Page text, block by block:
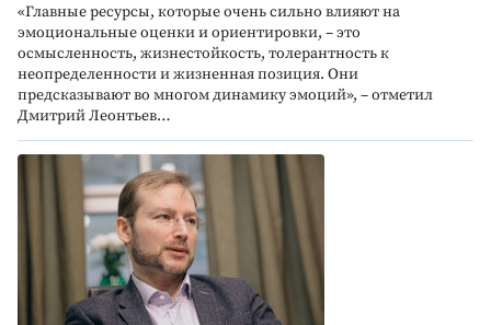
«Главные ресурсы, которые очень сильно влияют на
эмоциональные оценки и ориентировки, – это
осмысленность, жизнестойкость, толерантность к
неопределенности и жизненная позиция. Они
предсказывают во многом динамику эмоций», – отметил
Дмитрий Леонтьев…